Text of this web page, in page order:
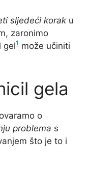
sljedeći korak u
zaronimo
gel1 može učiniti
gela
o
problema s
što je to i